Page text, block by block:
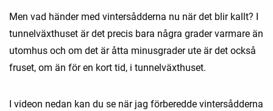
Men vad händer med vintersådderna nu när det blir kallt? I
tunnelväxthuset är det precis bara några grader varmare än
utomhus och om det är åtta minusgrader ute är det också
fruset, om än för en kort tid, i tunnelväxthuset.
I videon nedan kan du se när jag förberedde vintersådderna